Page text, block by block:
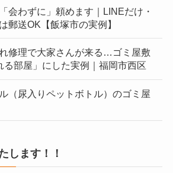
会わずに」頼めます｜LINEだけ・
郵送OK【飯塚市の実例】
れ修理で大家さんが来る…ゴミ屋敷
る部屋」にした実例｜福岡市西区
（尿入りペットボトル）のゴミ屋
します！！